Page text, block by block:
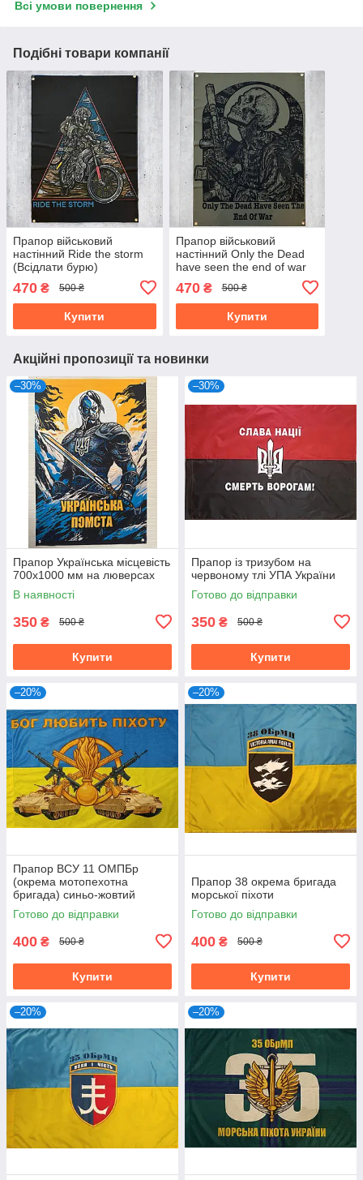
Всі умови повернення
Подібні товари компанії
Прапор військовий
настінний Ride the storm
(Всідлати бурю)
470 ₴ 500 ₴
Купити
Прапор військовий
настінний Only the Dead
have seen the end of war
(Лиш мертві бачили кінець
війни)
470₴ 500 ₴
Купити
Акційні пропозиції та новинки
–30%
Прапор Українська місцевість
700х1000 мм на люверсах
В наявності
350 ₴ 500 ₴
Купити
–30%
Прапор із тризубом на
червоному тлі УПА України
Готово до відправки
350 ₴ 500 ₴
Купити
–20%
Прапор ВСУ 11 ОМПБр
(окрема мотопехотна
бригада) синьо-жовтий
Готово до відправки
400 ₴ 500 ₴
Купити
–20%
Прапор 38 окрема бригада
морської піхоти
Готово до відправки
400 ₴ 500 ₴
Купити
–20% –20%